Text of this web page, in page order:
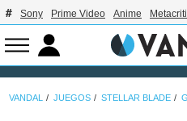
Sony Prime Video Anime
VANDAL JUEGOS STELLAR BLADE